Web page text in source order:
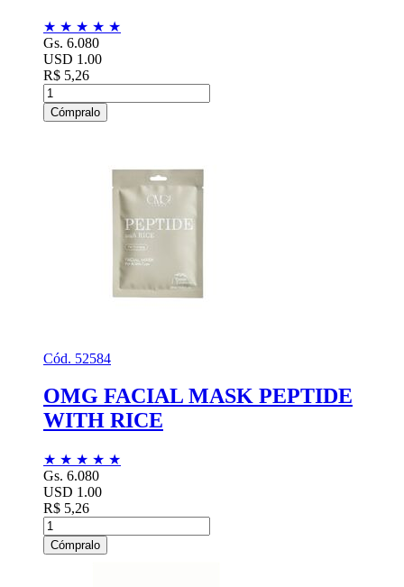
★ ★ ★ ★ ★
Gs. 6.080
USD 1.00
R$ 5,26
Cómpralo
Cód. 52584
OMG FACIAL MASK PEPTIDE
WITH RICE
★ ★ ★ ★ ★
Gs. 6.080
USD 1.00
R$ 5,26
Cómpralo